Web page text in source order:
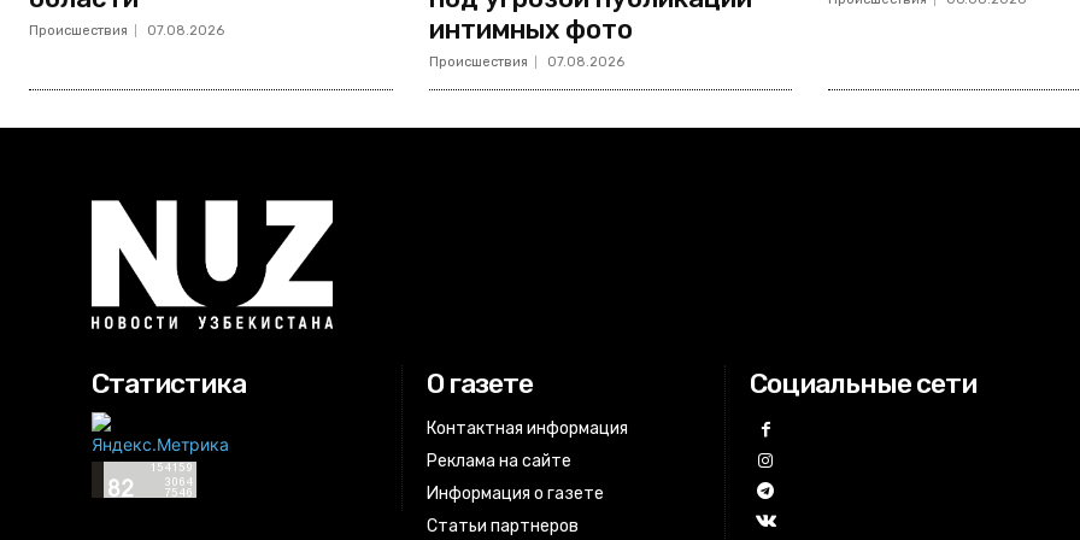
Происшествия 07.08.2026
интимных фото
Происшествия 07.08.2026
Статистика О газете
Контактная информация
Реклама на сайте
Информация о газете
Статьи партнеров
Социальные сети